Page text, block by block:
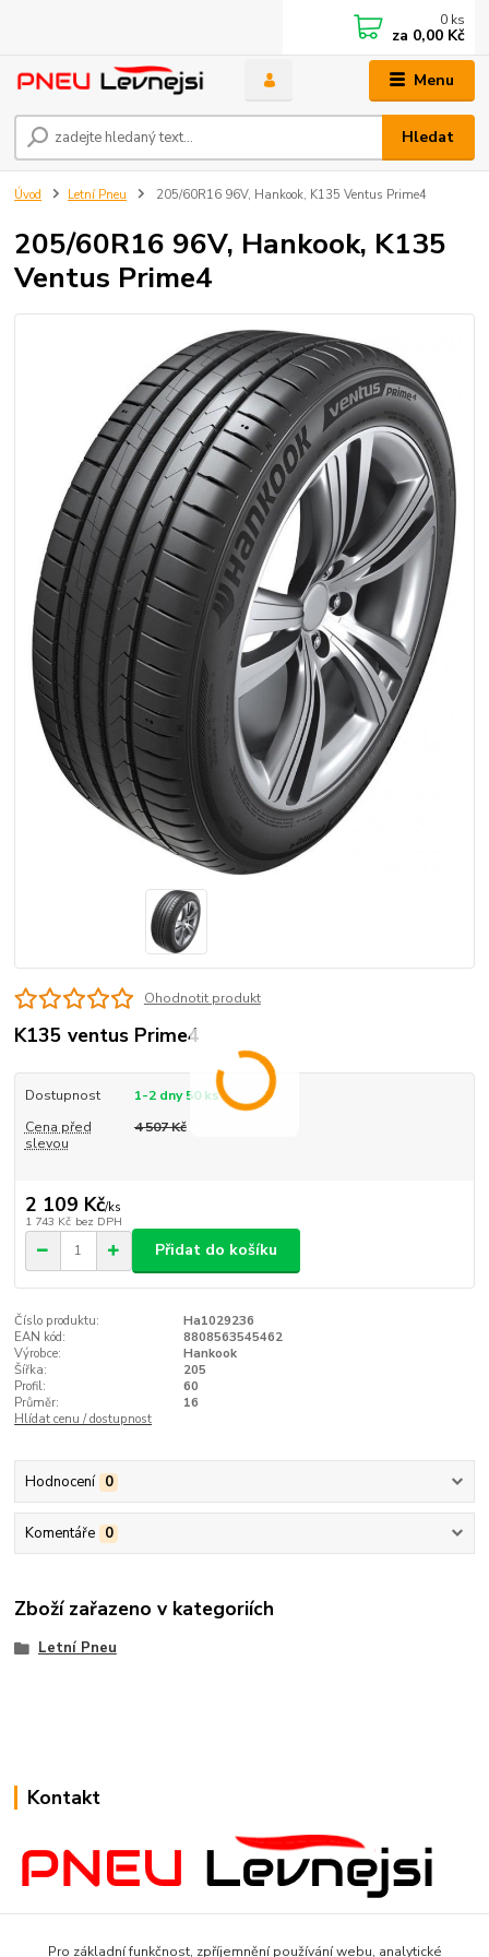
Menu
Hledat
0 ks
za 0,00 Kč
Úvod Letní Pneu 205/60R16 96V, Hankook, K135 Ventus Prime4
205/60R16 96V, Hankook, K135
Ventus Prime4
Ohodnotit produkt
K135 ventus Prime4
Dostupnost
1-2 dny 50 ks
Cena před
slevou
4 507 Kč
2 109 Kč/ks
1 743 Kč bez DPH
Přidat do košíku
Číslo produktu:
Ha1029236
EAN kód:
8808563545462
Výrobce:
Hankook
Šířka:
205
Profil:
60
Průměr:
16
Hlídat cenu / dostupnost
Hodnocení 0
Komentáře 0
Zboží zařazeno v kategoriích
Letní Pneu
Kontakt
Pro základní funkčnost, zpříjemnění používání webu, analytické